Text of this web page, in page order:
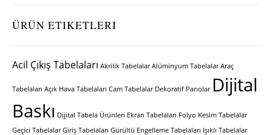
ÜRÜN ETIKETLERI
Acil Çıkış Tabelaları Akrilik Tabelalar Alüminyum Tabelalar Araç
Tabelaları Açık Hava Tabelaları Cam Tabelalar Dekoratif Panolar Dijital
Baskı Dijital Tabela Ürünleri Ekran Tabelaları Folyo Kesim Tabelalar
Geçici Tabelalar Giriş Tabelaları Gürültü Engelleme Tabelaları Işıklı Tabelalar